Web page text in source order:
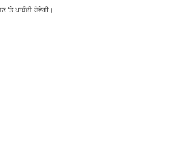
‘ਤੇ ਪਾਬੰਦੀ ਹੋਵੇਗੀ।